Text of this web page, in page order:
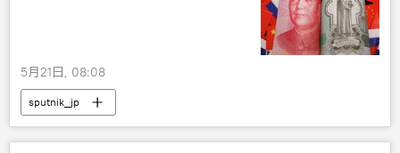
5月21日, 08:08
sputnik_jp